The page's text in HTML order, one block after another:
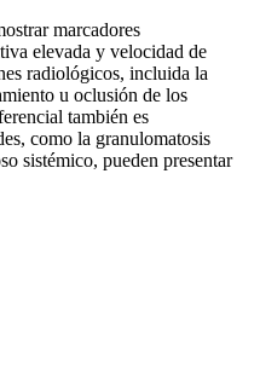
marcadores
elevada y velocidad de
radiológicos, incluida la
u oclusión de los
también es
como la granulomatosis
sistémico, pueden presentar